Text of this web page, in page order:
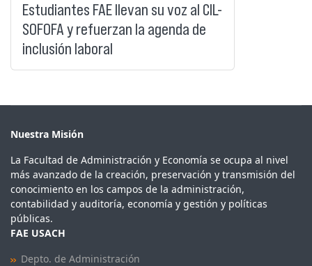
Estudiantes FAE llevan su voz al CIL-
SOFOFA y refuerzan la agenda de
inclusión laboral
Nuestra Misión
La Facultad de Administración y Economía se ocupa al nivel
más avanzado de la creación, preservación y transmisión del
conocimiento en los campos de la administración,
contabilidad y auditoría, economía y gestión y políticas
públicas.
FAE USACH
Depto. de Administración